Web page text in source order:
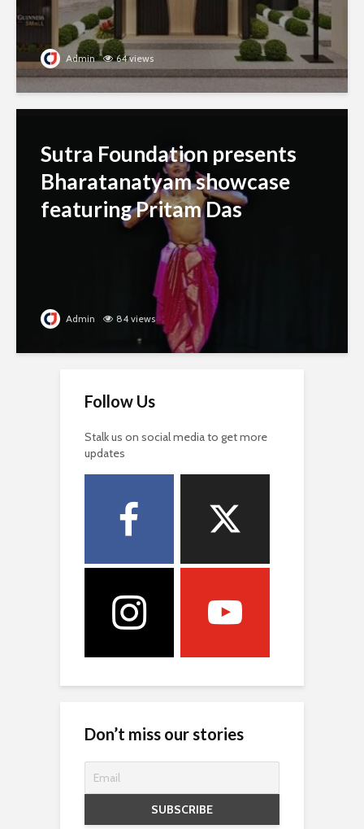
Admin 64 views
Sutra Foundation presents
Bharatanatyam showcase
featuring Pritam Das
Admin 84 views
Follow Us
Stalk us on social media to get more
updates
Don’t miss our stories